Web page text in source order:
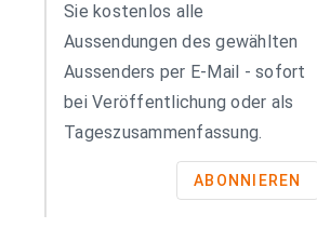
Sie kostenlos alle
Aussendungen des gewählten
Aussenders per E-Mail - sofort
bei Veröffentlichung oder als
Tageszusammenfassung.
ABONNIEREN